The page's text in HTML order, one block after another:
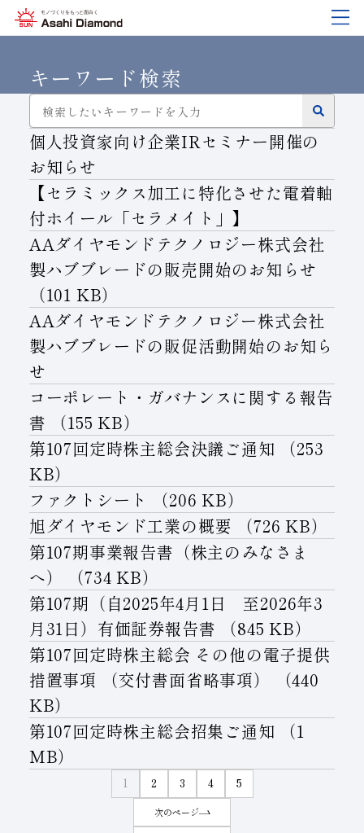
企業情報
企業情報
旭ダイヤについて
ご挨拶
沿⾰
活動拠点
ダイヤの輪
会社概要
役員紹介
子会社
経営理念
事業紹介
マルチステークホルダー
製品紹介
製品紹介
業種から探す
工具の種類から探す
加工方法から探す
ワークから探す
製品検索
技術情報
技術情報
ダイヤモンド工具・
教えて！研削工具
トラブルシューティング
ご使用上の注意
各製品の安全な取扱いについて
研究開発
研究開発
研究開発について
対外発表一覧
イノベーションストーリー
サステナビリティ
サステナビリティ
サステナビリティポリシー
コーポレート・ガバナンス
マテリアリティ
リスクマネジメント（BCM）
品質への取り組み
環境への取り組み
人材育成
サステナビリティブックレット
IR情報
IR情報
IR資料室
株式に関する諸手続き
財務ハイライト
メッセージ
IRカレンダー
ディスクロージャーポリシー
キーワード検索
個人投資家向け企業IRセミナー開催の
お知らせ
【セラミックス加工に特化させた電着軸
付ホイール「セラメイト」】
AAダイヤモンドテクノロジー株式会社
製ハブブレードの販売開始のお知らせ
（101 KB）
AAダイヤモンドテクノロジー株式会社
製ハブブレードの販促活動開始のお知ら
せ
コーポレート・ガバナンスに関する報告
書
（155 KB）
第107回定時株主総会決議ご通知
（253
KB）
ファクトシート
（206 KB）
旭ダイヤモンド工業の概要
（726 KB）
第107期事業報告書（株主のみなさま
へ）
（734 KB）
第107期（自2025年4月1日 至2026年3
月31日）有価証券報告書
（845 KB）
第107回定時株主総会 その他の電子提供
措置事項 （交付書面省略事項）
（440
KB）
第107回定時株主総会招集ご通知
（1
MB）
1 2 3 4 5
次のページ